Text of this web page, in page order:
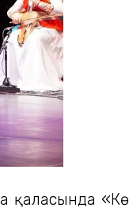
қаласында